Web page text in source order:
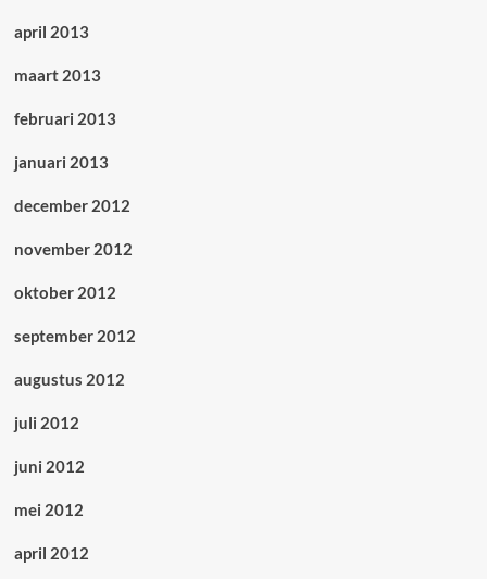
april 2013
maart 2013
februari 2013
januari 2013
december 2012
november 2012
oktober 2012
september 2012
augustus 2012
juli 2012
juni 2012
mei 2012
april 2012